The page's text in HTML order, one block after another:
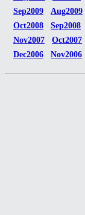
Sep2009
Aug2009
Oct2008
Sep2008
Nov2007
Oct2007
Dec2006
Nov2006